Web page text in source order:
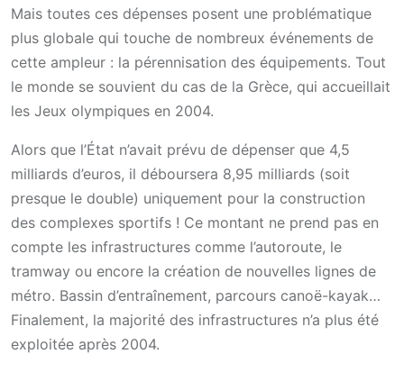
Mais toutes ces dépenses posent une problématique
plus globale qui touche de nombreux événements de
cette ampleur : la pérennisation des équipements. Tout
le monde se souvient du cas de la Grèce, qui accueillait
les Jeux olympiques en 2004.
Alors que l’État n’avait prévu de dépenser que 4,5
milliards d’euros, il déboursera 8,95 milliards (soit
presque le double) uniquement pour la construction
des complexes sportifs ! Ce montant ne prend pas en
compte les infrastructures comme l’autoroute, le
tramway ou encore la création de nouvelles lignes de
métro. Bassin d’entraînement, parcours canoë-kayak…
Finalement, la majorité des infrastructures n’a plus été
exploitée après 2004.